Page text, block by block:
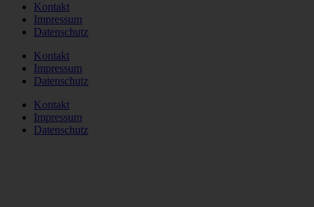
Kontakt
Impressum
Datenschutz
Kontakt
Impressum
Datenschutz
Kontakt
Impressum
Datenschutz